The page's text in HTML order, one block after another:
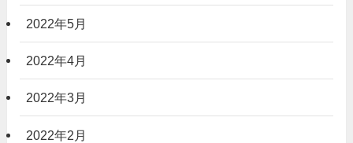
2022年5月
2022年4月
2022年3月
2022年2月